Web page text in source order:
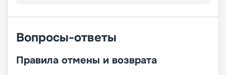
Вопросы-ответы
Правила отмены и возврата